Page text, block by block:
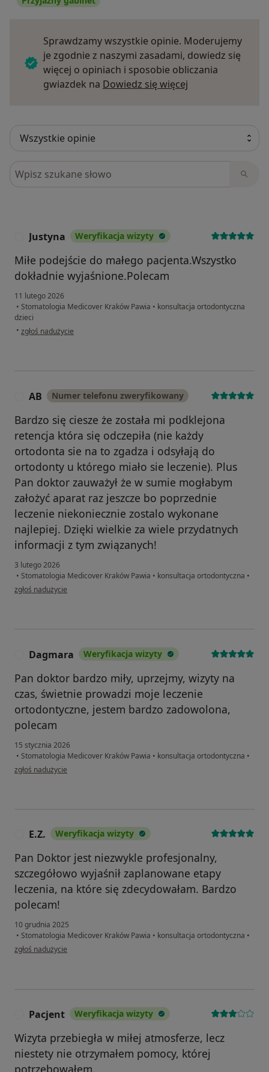
Sprawdzamy wszystkie opinie. Moderujemy
je zgodnie z naszymi zasadami, dowiedz się
więcej o opiniach i sposobie obliczania
gwiazdek na Dowiedz się więcej
Szukaj w opiniach
Justyna Weryfikacja wizyty
Miłe podejście do małego pacjenta.Wszystko
dokładnie wyjaśnione.Polecam
11 lutego 2026
• Stomatologia Medicover Kraków Pawia • konsultacja ortodontyczna
dzieci
• w opinii użytkownika Justyna
zgłoś nadużycie
AB Numer telefonu zweryfikowany
Bardzo się ciesze że została mi podklejona
retencja która się odczepiła (nie każdy
ortodonta sie na to zgadza i odsyłają do
ortodonty u którego miało sie leczenie). Plus
Pan doktor zauważył że w sumie mogłabym
założyć aparat raz jeszcze bo poprzednie
leczenie niekoniecznie zostalo wykonane
najlepiej. Dzięki wielkie za wiele przydatnych
informacji z tym związanych!
3 lutego 2026
• Stomatologia Medicover Kraków Pawia • konsultacja ortodontyczna •
w opinii użytkownika AB
zgłoś nadużycie
Dagmara Weryfikacja wizyty
Pan doktor bardzo miły, uprzejmy, wizyty na
czas, świetnie prowadzi moje leczenie
ortodontyczne, jestem bardzo zadowolona,
polecam
15 stycznia 2026
• Stomatologia Medicover Kraków Pawia • konsultacja ortodontyczna •
w opinii użytkownika Dagmara
zgłoś nadużycie
E.Z. Weryfikacja wizyty
Pan Doktor jest niezwykle profesjonalny,
szczegółowo wyjaśnił zaplanowane etapy
leczenia, na które się zdecydowałam. Bardzo
polecam!
10 grudnia 2025
• Stomatologia Medicover Kraków Pawia • konsultacja ortodontyczna •
w opinii użytkownika E.Z.
zgłoś nadużycie
Pacjent Weryfikacja wizyty
Wizyta przebiegła w miłej atmosferze, lecz
niestety nie otrzymałem pomocy, której